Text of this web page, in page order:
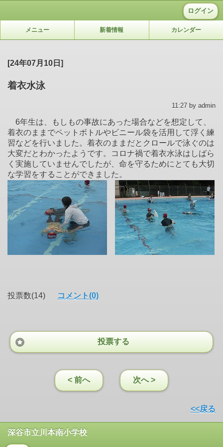
ログイン
メニュー 新着情報 カレンダー
[24年07月10日]
着衣水泳
11:27 by admin
6年生は、もしもの事故にあった場合などを想定して、
着衣のままでペットボトルやビニール袋を活用して浮く練
習などを行いました。着衣のままだとクロールで泳ぐのは
大変だとわかったようです。コロナ禍で着衣水泳はしばら
く実施していませんでしたが、命を守るためにとても大切
な学習をすることができました。
投票数(14) コメント(0)
投票する
< 前へ 次へ >
<<戻る
深谷市立川本南小学校